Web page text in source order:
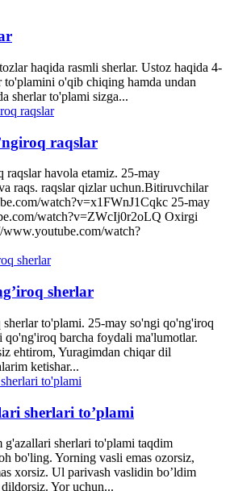
haqida rasmli sherlar. Ustoz haqida 4-
to'plamini o'qib chiqing hamda undan
sherlar to'plami sizga...
raqslar
raqslar havola etamiz. 25-may
raqs. raqslar qizlar uchun.Bitiruvchilar
watch?v=x1FWnJ1Cqkc 25-may
watch?v=ZWcIj0r2oLQ Oxirgi
watch?
sherlar
to'plami. 25-may so'ngi qo'ng'iroq
qo'ng'iroq barcha foydali ma'lumotlar.
ehtirom, Yuragimdan chiqar dil
ketishar...
sherlari to’plami
sherlari to'plami taqdim
bo'ling. Yorning vasli emas ozorsiz,
xorsiz. Ul parivash vaslidin bo’ldim
Yor uchun...